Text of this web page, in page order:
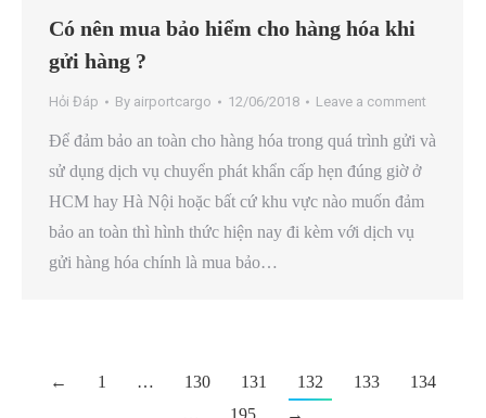
Có nên mua bảo hiểm cho hàng hóa khi
gửi hàng ?
Hỏi Đáp By airportcargo 12/06/2018 Leave a comment
Để đảm bảo an toàn cho hàng hóa trong quá trình gửi và
sử dụng dịch vụ chuyển phát khẩn cấp hẹn đúng giờ ở
HCM hay Hà Nội hoặc bất cứ khu vực nào muốn đảm
bảo an toàn thì hình thức hiện nay đi kèm với dịch vụ
gửi hàng hóa chính là mua bảo…
← 1 … 130 131 132 133
134
…
195 →